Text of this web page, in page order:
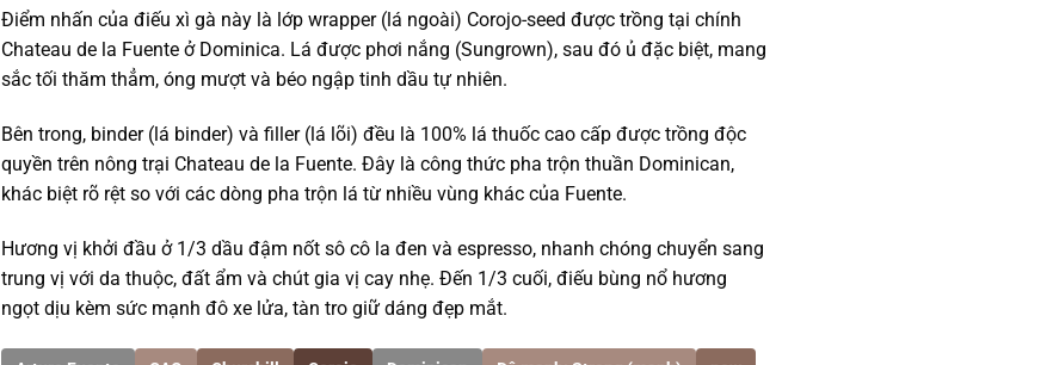
Điểm nhấn của điếu xì gà này là lớp wrapper (lá ngoài) Corojo-seed được trồng tại chính
Chateau de la Fuente ở Dominica. Lá được phơi nắng (Sungrown), sau đó ủ đặc biệt, mang
sắc tối thăm thẳm, óng mượt và béo ngập tinh dầu tự nhiên.
Bên trong, binder (lá binder) và filler (lá lõi) đều là 100% lá thuốc cao cấp được trồng độc
quyền trên nông trại Chateau de la Fuente. Đây là công thức pha trộn thuần Dominican,
khác biệt rõ rệt so với các dòng pha trộn lá từ nhiều vùng khác của Fuente.
Hương vị khởi đầu ở 1/3 dầu đậm nốt sô cô la đen và espresso, nhanh chóng chuyển sang
trung vị với da thuộc, đất ẩm và chút gia vị cay nhẹ. Đến 1/3 cuối, điếu bùng nổ hương
ngọt dịu kèm sức mạnh đô xe lửa, tàn tro giữ dáng đẹp mắt.